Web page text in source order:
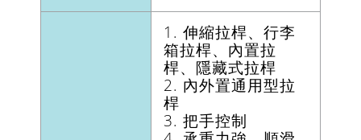
1. 伸縮拉桿、行李
箱拉桿、內置拉
桿、隱藏式拉桿
2. 內外置通用型拉
桿
3. 把手控制